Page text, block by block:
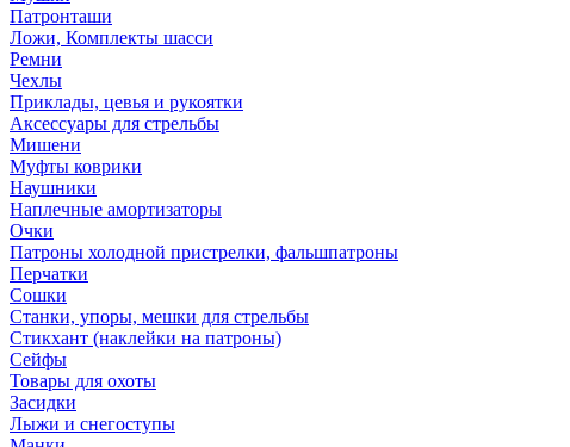
Патронташи
Ложи, Комплекты шасси
Ремни
Чехлы
Приклады, цевья и рукоятки
Аксессуары для стрельбы
Мишени
Муфты коврики
Наушники
Наплечные амортизаторы
Очки
Патроны холодной пристрелки, фальшпатроны
Перчатки
Сошки
Станки, упоры, мешки для стрельбы
Стикхант (наклейки на патроны)
Сейфы
Товары для охоты
Засидки
Лыжи и снегоступы